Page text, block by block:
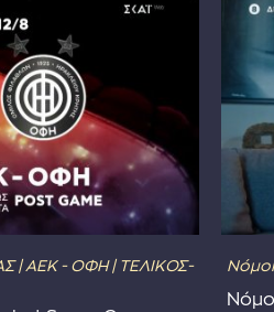
| ΑΕΚ - ΟΦΗ | ΤΕΛΙΚΟΣ-